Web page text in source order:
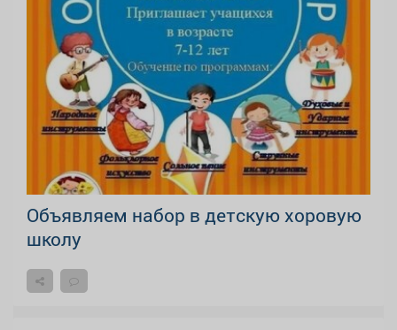
Объявляем набор в детскую хоровую
школу